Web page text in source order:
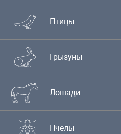
Птицы
Грызуны
Лошади
Пчелы